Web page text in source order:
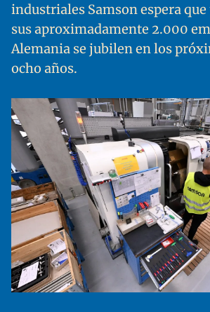
industriales Samson espera que
sus aproximadamente 2.000
Alemania se jubilen en los
ocho años.